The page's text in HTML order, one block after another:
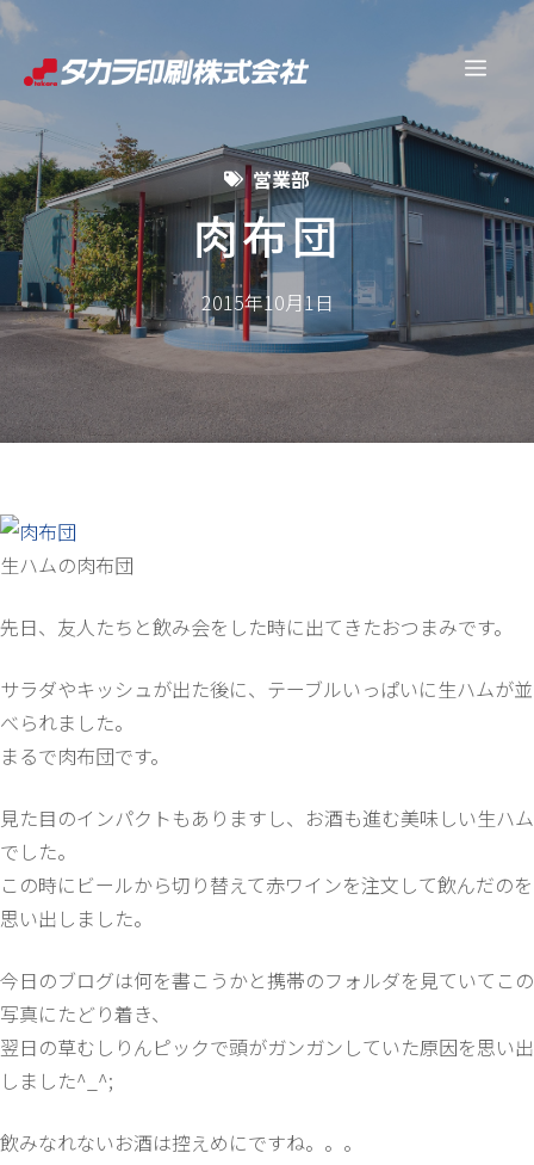
コ
ン
へ
ス
キ
プ
メ
ュ
ー
営業部
肉布団
2015年10月1日
生ハムの肉布団
先日、友人たちと飲み会をした時に出てきたおつまみです。
サラダやキッシュが出た後に、テーブルいっぱいに生ハムが並
べられました。
まるで肉布団です。
見た目のインパクトもありますし、お酒も進む美味しい生ハム
でした。
この時にビールから切り替えて赤ワインを注文して飲んだのを
思い出しました。
今日のブログは何を書こうかと携帯のフォルダを見ていてこの
写真にたどり着き、
翌日の草むしりんピックで頭がガンガンしていた原因を思い出
しました^_^;
飲みなれないお酒は控えめにですね。。。